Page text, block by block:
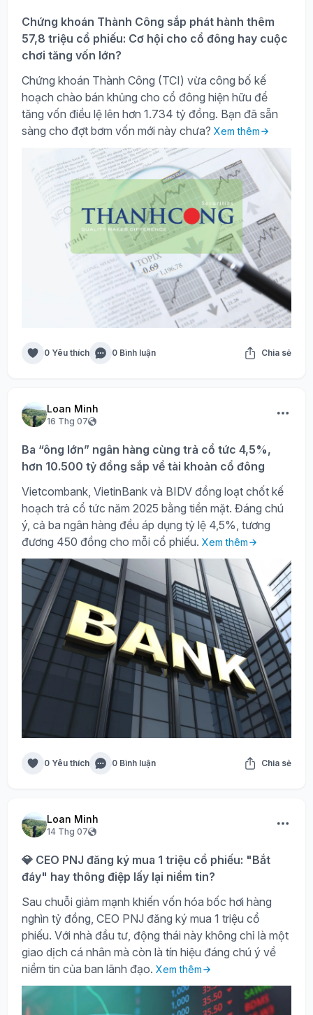
Chứng khoán Thành Công sắp phát hành thêm
57,8 triệu cổ phiếu: Cơ hội cho cổ đông hay cuộc
chơi tăng vốn lớn?
Chứng khoán Thành Công (TCI) vừa công bố kế
hoạch chào bán khủng cho cổ đông hiện hữu để
tăng vốn điều lệ lên hơn 1.734 tỷ đồng. Bạn đã sẵn
sàng cho đợt bơm vốn mới này chưa? Xem thêm
0 Yêu thích 0 Bình luận Chia sẻ
Loan Minh
16 Thg 07
Ba “ông lớn” ngân hàng cùng trả cổ tức 4,5%,
hơn 10.500 tỷ đồng sắp về tài khoản cổ đông
Vietcombank, VietinBank và BIDV đồng loạt chốt kế
hoạch trả cổ tức năm 2025 bằng tiền mặt. Đáng chú
ý, cả ba ngân hàng đều áp dụng tỷ lệ 4,5%, tương
đương 450 đồng cho mỗi cổ phiếu. Xem thêm
0 Yêu thích 0 Bình luận Chia sẻ
Loan Minh
14 Thg 07
💎 CEO PNJ đăng ký mua 1 triệu cổ phiếu: "Bắt
đáy" hay thông điệp lấy lại niềm tin?
Sau chuỗi giảm mạnh khiến vốn hóa bốc hơi hàng
nghìn tỷ đồng, CEO PNJ đăng ký mua 1 triệu cổ
phiếu. Với nhà đầu tư, động thái này không chỉ là một
giao dịch cá nhân mà còn là tín hiệu đáng chú ý về
niềm tin của ban lãnh đạo. Xem thêm